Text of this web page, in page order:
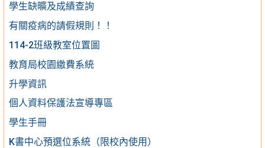
學生缺曠及成績查詢
有關疫病的請假規則！！
114-2班級教室位置圖
教育局校園繳費系統
升學資訊
個人資料保護法宣導專區
學生手冊
K書中心預選位系統（限校內使用）